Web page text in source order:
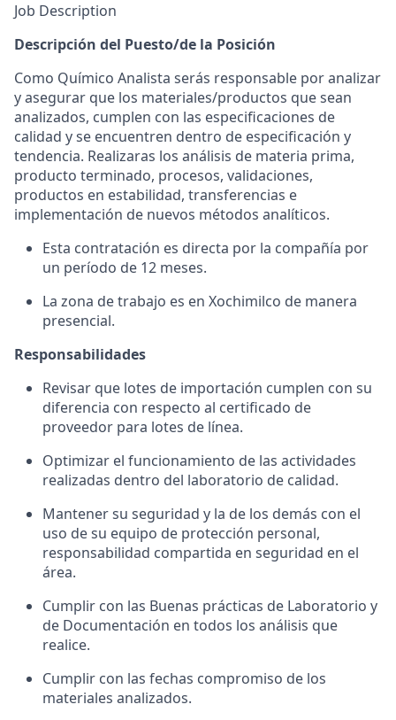
Job Description
Descripción del Puesto/de la Posición
Como Químico Analista serás responsable por analizar
y asegurar que los materiales/productos que sean
analizados, cumplen con las especificaciones de
calidad y se encuentren dentro de especificación y
tendencia. Realizaras los análisis de materia prima,
producto terminado, procesos, validaciones,
productos en estabilidad, transferencias e
implementación de nuevos métodos analíticos.
Esta contratación es directa por la compañía por
un período de 12 meses.
La zona de trabajo es en Xochimilco de manera
presencial.
Responsabilidades
Revisar que lotes de importación cumplen con su
diferencia con respecto al certificado de
proveedor para lotes de línea.
Optimizar el funcionamiento de las actividades
realizadas dentro del laboratorio de calidad.
Mantener su seguridad y la de los demás con el
uso de su equipo de protección personal,
responsabilidad compartida en seguridad en el
área.
Cumplir con las Buenas prácticas de Laboratorio y
de Documentación en todos los análisis que
realice.
Cumplir con las fechas compromiso de los
materiales analizados.